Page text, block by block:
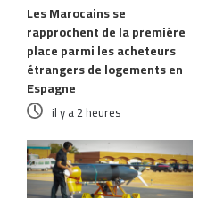
Les Marocains se
rapprochent de la première
place parmi les acheteurs
étrangers de logements en
Espagne
il y a 2 heures